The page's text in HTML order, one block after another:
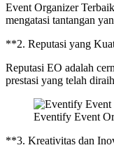
Event Organizer
mengatasi tantangan
**2. Reputasi yang
Reputasi EO adalah
prestasi yang telah
Eventify Event
**3. Kreativitas dan